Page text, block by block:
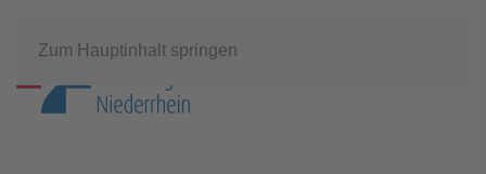
Zum Hauptinhalt springen